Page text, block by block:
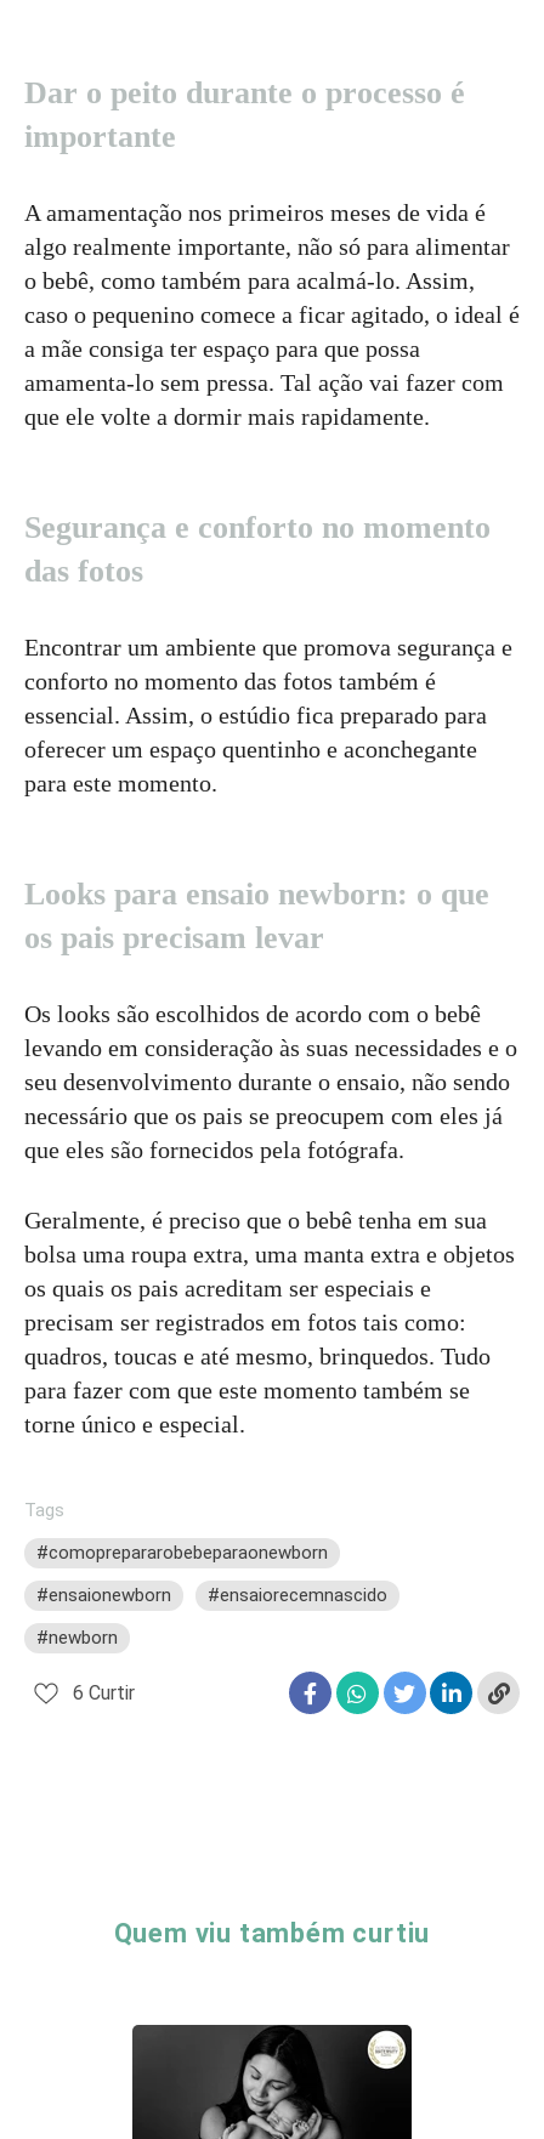
Dar o peito durante o processo é
importante
A amamentação nos primeiros meses de vida é
algo realmente importante, não só para alimentar
o bebê, como também para acalmá-lo. Assim,
caso o pequenino comece a ficar agitado, o ideal é
a mãe consiga ter espaço para que possa
amamenta-lo sem pressa. Tal ação vai fazer com
que ele volte a dormir mais rapidamente.
Segurança e conforto no momento
das fotos
Encontrar um ambiente que promova segurança e
conforto no momento das fotos também é
essencial. Assim, o estúdio fica preparado para
oferecer um espaço quentinho e aconchegante
para este momento.
Looks para ensaio newborn: o que
os pais precisam levar
Os looks são escolhidos de acordo com o bebê
levando em consideração às suas necessidades e o
seu desenvolvimento durante o ensaio, não sendo
necessário que os pais se preocupem com eles já
que eles são fornecidos pela fotógrafa.
Geralmente, é preciso que o bebê tenha em sua
bolsa uma roupa extra, uma manta extra e objetos
os quais os pais acreditam ser especiais e
precisam ser registrados em fotos tais como:
quadros, toucas e até mesmo, brinquedos. Tudo
para fazer com que este momento também se
torne único e especial.
Tags
#comoprepararobebeparaonewborn
#ensaionewborn
#ensaiorecemnascido
#newborn
6 Curtir
Quem viu também curtiu